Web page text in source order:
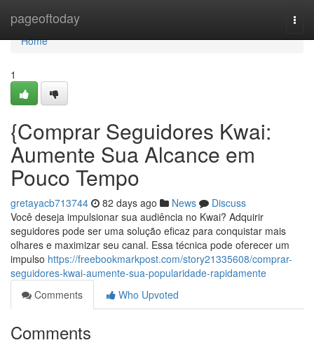
pageoftoday
Home
Home
1
{Comprar Seguidores Kwai:
Aumente Sua Alcance em
Pouco Tempo
gretayacb713744 82 days ago News
Discuss
Você deseja impulsionar sua audiência no Kwai? Adquirir
seguidores pode ser uma solução eficaz para conquistar mais
olhares e maximizar seu canal. Essa técnica pode oferecer um
impulso https://freebookmarkpost.com/story21335608/comprar-
seguidores-kwai-aumente-sua-popularidade-rapidamente
Comments
Who Upvoted
Comments